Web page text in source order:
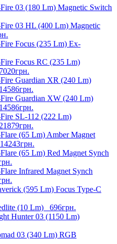
03 (180 Lm) Magnetic Switch
03 HL (400 Lm) Magnetic
Focus (235 Lm) Ex-
Focus RC (235 Lm)
7020грн.
Guardian XR (240 Lm)
14586грн.
Guardian XW (240 Lm)
14586грн.
SL-112 (222 Lm)
(65 Lm) Amber Magnet
14243грн.
(65 Lm) Red Magnet Synch
Infrared Magnet Synch
(595 Lm) Focus Type-C
(10 Lm) 696грн.
Hunter 03 (1150 Lm)
03 (340 Lm) RGB